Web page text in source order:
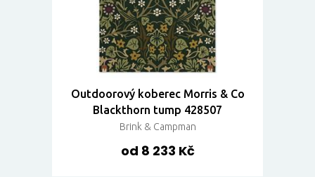
Outdoorový koberec Morris & Co
Blackthorn tump 428507
Brink & Campman
od 8 233 Kč